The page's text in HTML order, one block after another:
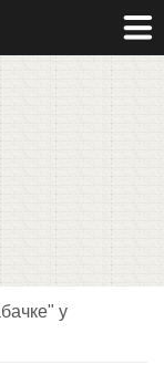
у